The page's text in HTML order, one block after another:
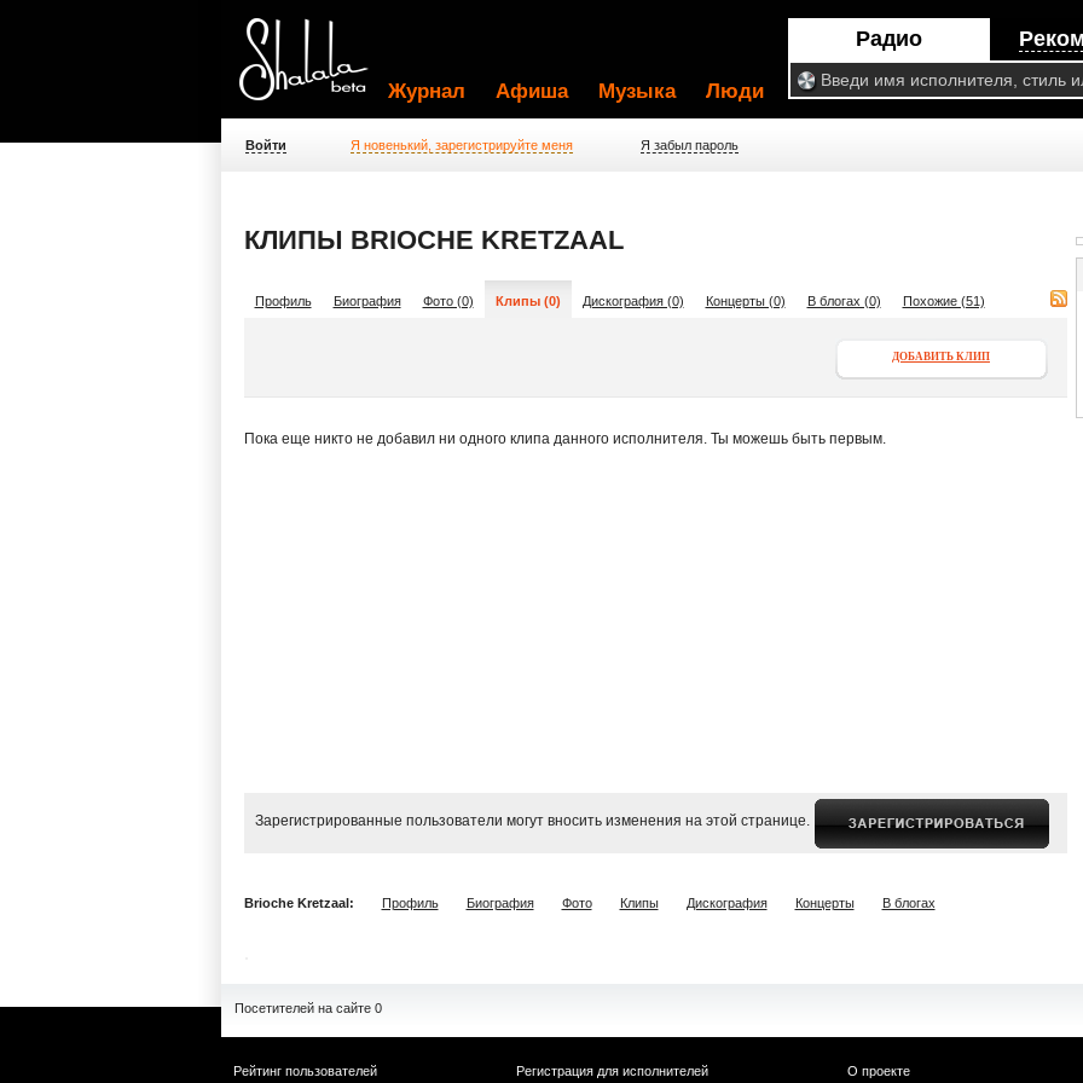
Радио
Журнал Афиша Музыка Люди
Войти Я новенький, зарегистрируйте меня Я забыл пароль
КЛИПЫ BRIOCHE KRETZAAL
Профиль Биография Фото (0) Клипы (0) Дискография (0) Концерты (0) В блогах (0) Похожие (51)
ДОБАВИТЬ КЛИП
Пока еще никто не добавил ни одного клипа данного исполнителя. Ты можешь быть первым.
Зарегистрированные пользователи могут вносить изменения на этой странице.
Brioche Kretzaal: Профиль Биография Фото Клипы Дискография Концерты В блогах
Посетителей на сайте 0
Рейтинг пользователей
Регистрация для исполнителей
О проекте